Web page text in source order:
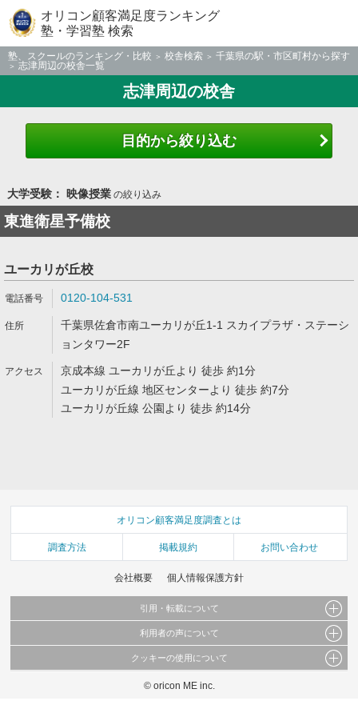
オリコン顧客満足度ランキング
塾・学習塾 検索
塾、スクールのランキング・比較 校舎検索
千葉県の駅・市区町村から探す
志津周辺の校舎一覧
志津周辺の校舎
目的から絞り込む
大学受験： 映像授業の絞り込み
東進衛星予備校
ユーカリが丘校
0120-104-531
千葉県佐倉市南ユーカリが丘1-1 スカイプラザ・ステーシ
ョンタワー2F
京成本線 ユーカリが丘より 徒歩 約1分
ユーカリが丘線 地区センターより 徒歩 約7分
ユーカリが丘線 公園より 徒歩 約14分
オリコン顧客満足度調査とは
調査方法 掲載規約 お問い合わせ
会社概要 個人情報保護方針
引用・転載について
当サイトで公開されている情報（文字、写真、イラスト、画像データ等）及びこれらの配
これらの情報を権利者の許可なく無断転載・複製などの二次利用を行うことは固く禁じて
利用者の声について
当サイトに掲載している内容はすべてサービスの利用者が提出された見解・感想です。
弊社の見解・ 意見ではないことをご理解いただいた上でご覧ください。
クッキーの使用について
このサイトでは Cookie を使用して、ユーザーに合わせたコンテンツや広告の表示、ソー
© oricon ME inc.